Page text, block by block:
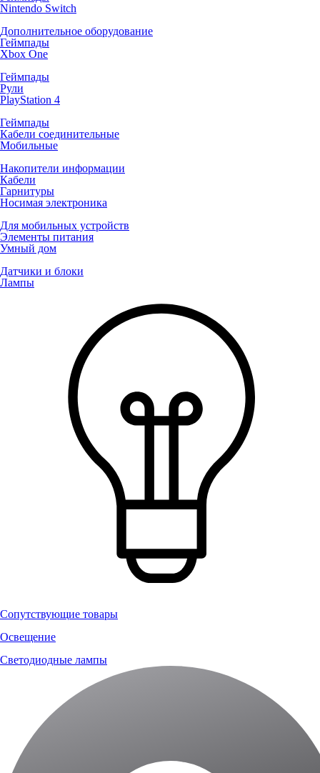
Nintendo Switch
Дополнительное оборудование
Геймпады
Xbox One
Геймпады
Рули
PlayStation 4
Геймпады
Кабели соединительные
Мобильные
Накопители информации
Кабели
Гарнитуры
Носимая электроника
Для мобильных устройств
Элементы питания
Умный дом
Датчики и блоки
Лампы
Сопутствующие товары
Освещение
Светодиодные лампы